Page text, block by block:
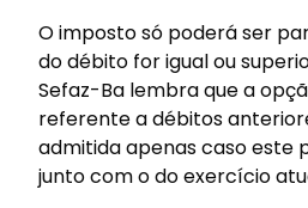
O imposto só poderá ser
do débito for igual ou
Sefaz-Ba lembra que a
referente a débitos
admitida apenas caso este
junto com o do exercício